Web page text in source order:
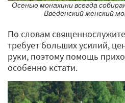
Осенью монахини всегда
Введенский женский
По словам
требует больших усилий,
руки, поэтому помощь
особенно кстати.